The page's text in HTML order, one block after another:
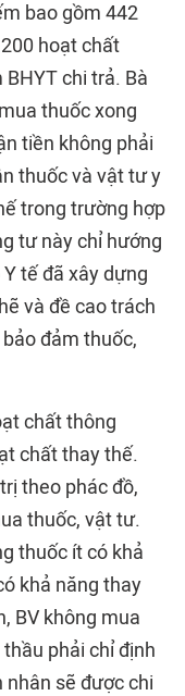
bao gồm 442
hoạt chất
chi trả. Bà
thuốc xong
tiền không phải
thuốc và vật tư y
trong trường hợp
tư này chỉ hướng
tế đã xây dựng
và đề cao trách
đảm thuốc,
chất thông
chất thay thế.
theo phác đồ,
thuốc, vật tư.
thuốc ít có khả
khả năng thay
BV không mua
phải chỉ định
sẽ được chi